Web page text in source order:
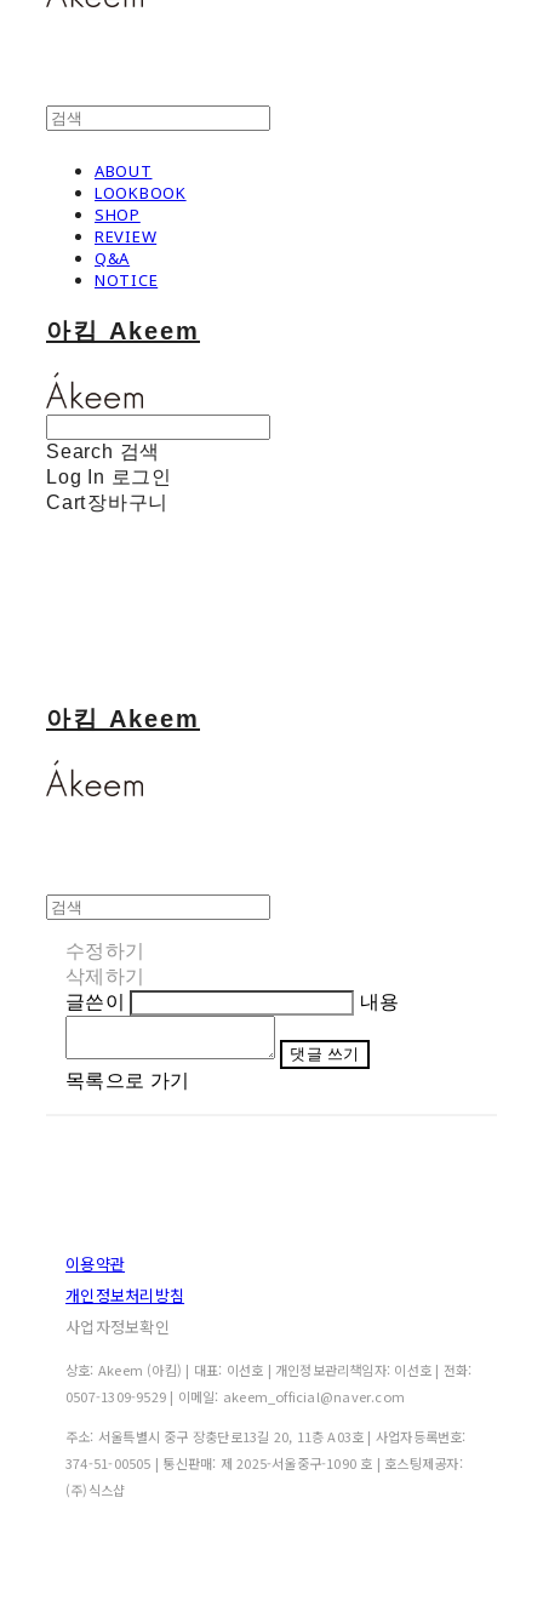
ABOUT
LOOKBOOK
SHOP
REVIEW
Q&A
NOTICE
아킴 Akeem
Search 검색
Log In 로그인
Cart장바구니
아킴 Akeem
수정하기
삭제하기
글쓴이
내용
댓글 쓰기
목록으로 가기
이용약관
개인정보처리방침
사업자정보확인
상호: Akeem (아킴) | 대표: 이선호 | 개인정보관리책임자: 이선호 | 전화:
0507-1309-9529 | 이메일: akeem_official@naver.com
주소: 서울특별시 중구 장충단로13길 20, 11층 A03호 | 사업자등록번호:
374-51-00505 | 통신판매: 제 2025-서울중구-1090 호 | 호스팅제공자:
(주)식스샵